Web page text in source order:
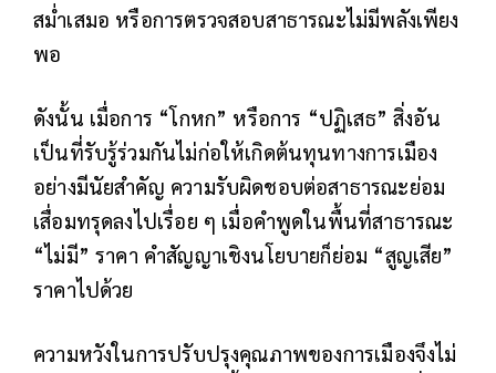
สม่ำเสมอ หรือการตรวจสอบสาธารณะไม่มีพลังเพียง
พอ
ดังนั้น เมื่อการ “โกหก” หรือการ “ปฏิเสธ” สิ่งอัน
เป็นที่รับรู้ร่วมกันไม่ก่อให้เกิดต้นทุนทางการเมือง
อย่างมีนัยสำคัญ ความรับผิดชอบต่อสาธารณะย่อม
เสื่อมทรุดลงไปเรื่อย ๆ เมื่อคำพูดในพื้นที่สาธารณะ
“ไม่มี” ราคา คำสัญญาเชิงนโยบายก็ย่อม “สูญเสีย”
ราคาไปด้วย
ความหวังในการปรับปรุงคุณภาพของการเมืองจึงไม่